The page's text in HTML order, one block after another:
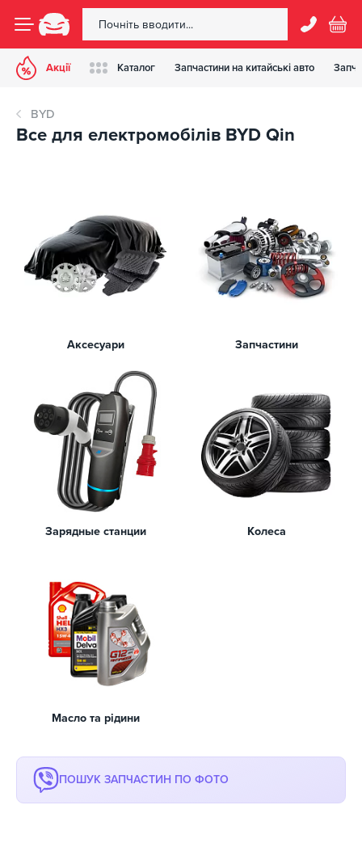
Акції Каталог Запчастини на китайські авто
BYD
Все для електромобілів BYD Qin
Аксесуари Запчастини
Зарядные станции Колеса
Масло та рідини
ПОШУК ЗАПЧАСТИН ПО ФОТО